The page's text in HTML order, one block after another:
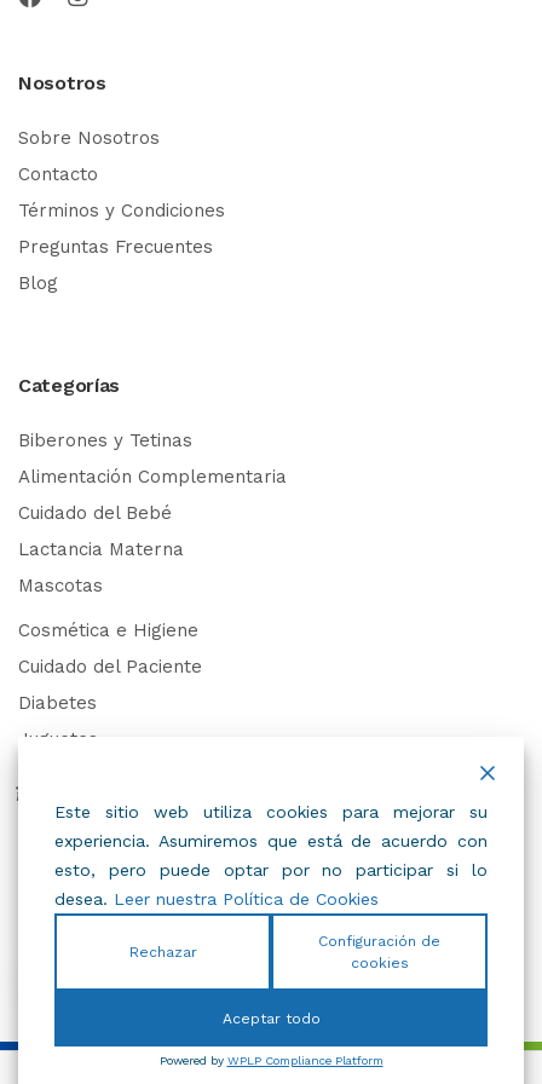
Nosotros
Sobre Nosotros
Contacto
Términos y Condiciones
Preguntas Frecuentes
Blog
Categorías
Biberones y Tetinas
Alimentación Complementaria
Cuidado del Bebé
Lactancia Materna
Mascotas
Cosmética e Higiene
Cuidado del Paciente
Diabetes
Juguetes
Trabaja con Nosotros
Este sitio web utiliza cookies para mejorar su
experiencia. Asumiremos que está de acuerdo con
esto, pero puede optar por no participar si lo
desea. Leer nuestra Política de Cookies
Rechazar
Configuración de
cookies
Aceptar todo
Powered by WPLP Compliance Platform